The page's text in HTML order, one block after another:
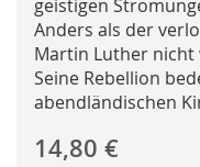
geistigen
Anders als der
Martin Luther nicht
Seine Rebellion
abendländischen
14,80 €